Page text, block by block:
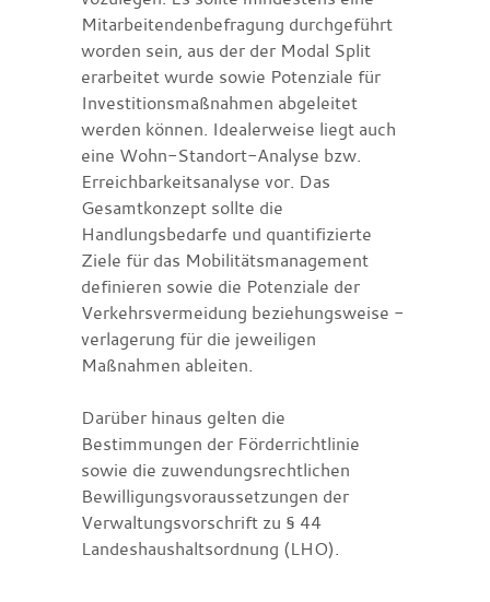
Mitarbeitendenbefragung durchgeführt
worden sein, aus der der Modal Split
erarbeitet wurde sowie Potenziale für
Investitionsmaßnahmen abgeleitet
werden können. Idealerweise liegt auch
eine Wohn-Standort-Analyse bzw.
Erreichbarkeitsanalyse vor. Das
Gesamtkonzept sollte die
Handlungsbedarfe und quantifizierte
Ziele für das Mobilitätsmanagement
definieren sowie die Potenziale der
Verkehrsvermeidung beziehungsweise -
verlagerung für die jeweiligen
Maßnahmen ableiten.
Darüber hinaus gelten die
Bestimmungen der Förderrichtlinie
sowie die zuwendungsrechtlichen
Bewilligungsvoraussetzungen der
Verwaltungsvorschrift zu § 44
Landeshaushaltsordnung (LHO).